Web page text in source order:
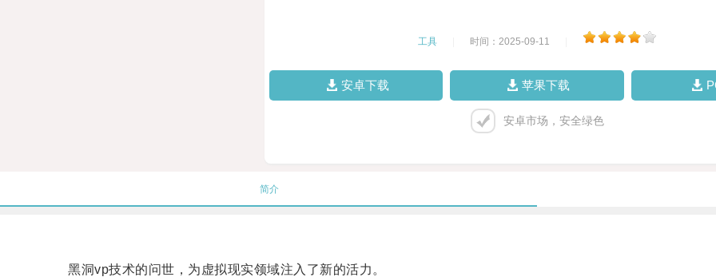
工具 时间：2025-09-11
安卓下载 苹果下载
安卓市场，安全绿色
简介
黑洞vp技术的问世，为虚拟现实领域注入了新的活力。